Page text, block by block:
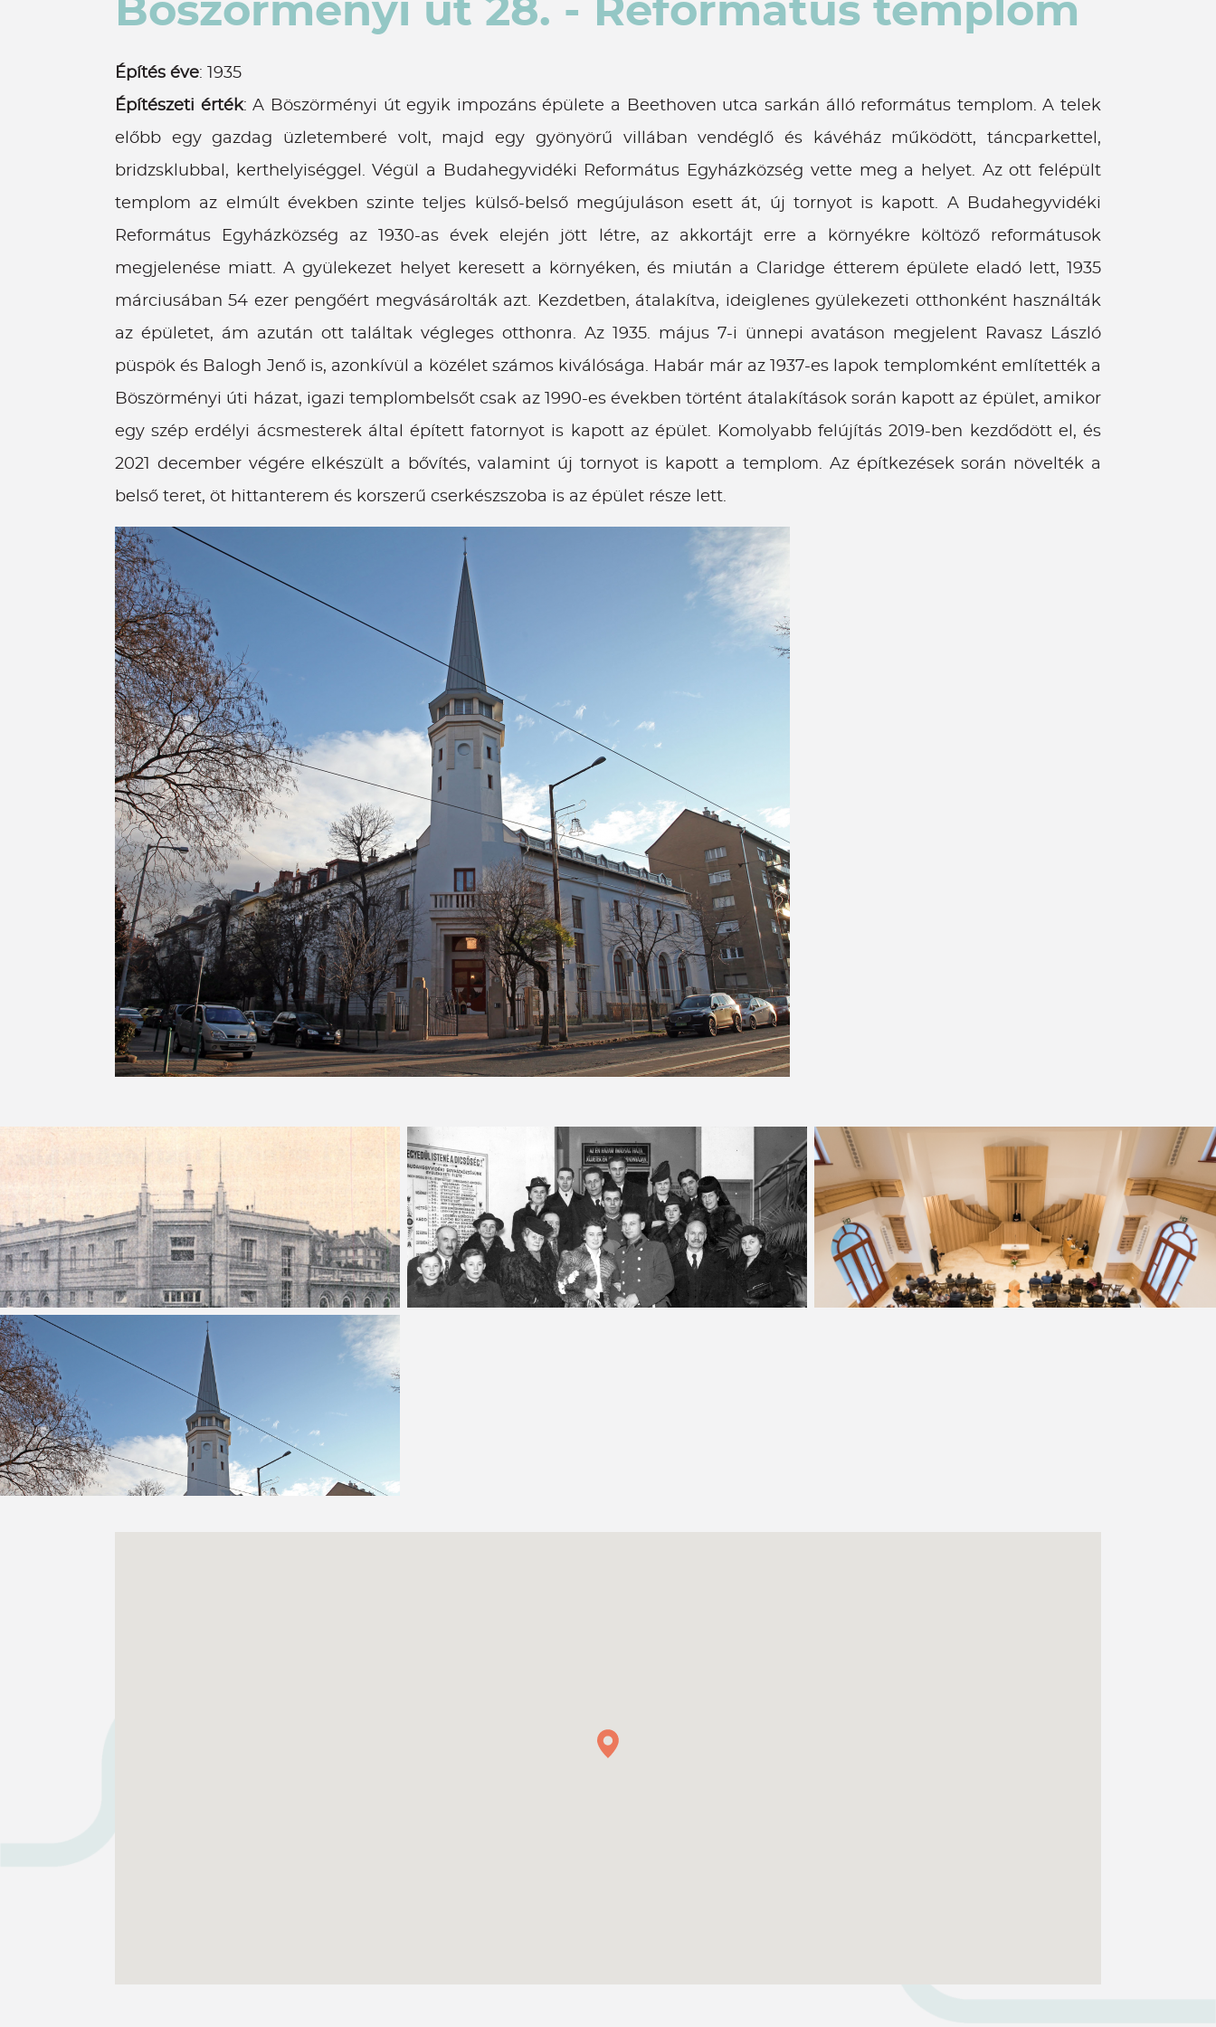
Böszörményi út 28. - Református templom
Építés éve: 1935
Építészeti érték: A Böszörményi út egyik impozáns épülete a Beethoven utca sarkán álló református templom. A telek
előbb egy gazdag üzletemberé volt, majd egy gyönyörű villában vendéglő és kávéház működött, táncparkettel,
bridzsklubbal, kerthelyiséggel. Végül a Budahegyvidéki Református Egyházközség vette meg a helyet. Az ott felépült
templom az elmúlt években szinte teljes külső-belső megújuláson esett át, új tornyot is kapott. A Budahegyvidéki
Református Egyházközség az 1930-as évek elején jött létre, az akkortájt erre a környékre költöző reformátusok
megjelenése miatt. A gyülekezet helyet keresett a környéken, és miután a Claridge étterem épülete eladó lett, 1935
márciusában 54 ezer pengőért megvásárolták azt. Kezdetben, átalakítva, ideiglenes gyülekezeti otthonként használták
az épületet, ám azután ott találtak végleges otthonra. Az 1935. május 7-i ünnepi avatáson megjelent Ravasz László
püspök és Balogh Jenő is, azonkívül a közélet számos kiválósága. Habár már az 1937-es lapok templomként említették a
Böszörményi úti házat, igazi templombelsőt csak az 1990-es években történt átalakítások során kapott az épület, amikor
egy szép erdélyi ácsmesterek által épített fatornyot is kapott az épület. Komolyabb felújítás 2019-ben kezdődött el, és
2021 december végére elkészült a bővítés, valamint új tornyot is kapott a templom. Az építkezések során növelték a
belső teret, öt hittanterem és korszerű cserkészszoba is az épület része lett.